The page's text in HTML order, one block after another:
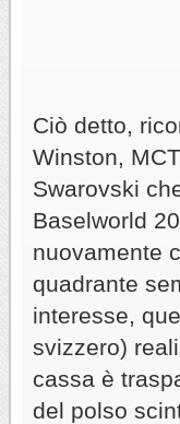
Ciò detto,
Winston,
Swarovski
Baselworld
nuovamente
quadrante
interesse,
svizzero)
cassa è
del polso